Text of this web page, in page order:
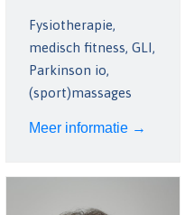
Fysiotherapie,
medisch fitness, GLI,
Parkinson io,
(sport)massages
Meer informatie →